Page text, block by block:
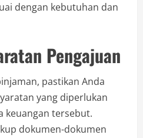
dengan kebutuhan dan
Pengajuan
pastikan Anda
yang diperlukan
keuangan tersebut.
dokumen-dokumen